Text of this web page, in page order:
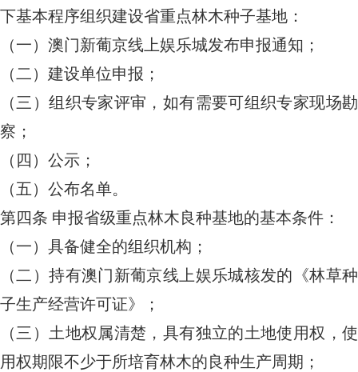
下基本程序组织建设省重点林木种子基地：
（一）澳门新葡京线上娱乐城发布申报通知；
（二）建设单位申报；
（三）组织专家评审，如有需要可组织专家现场勘
察；
（四）公示；
（五）公布名单。
第四条 申报省级重点林木良种基地的基本条件：
（一）具备健全的组织机构；
（二）持有澳门新葡京线上娱乐城核发的《林草种
子生产经营许可证》；
（三）土地权属清楚，具有独立的土地使用权，使
用权期限不少于所培育林木的良种生产周期；